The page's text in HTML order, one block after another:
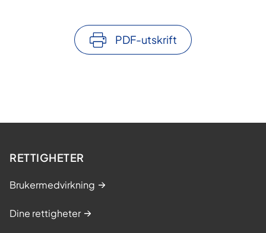
PDF-utskrift
RETTIGHETER
Brukermedvirkning
Dine rettigheter